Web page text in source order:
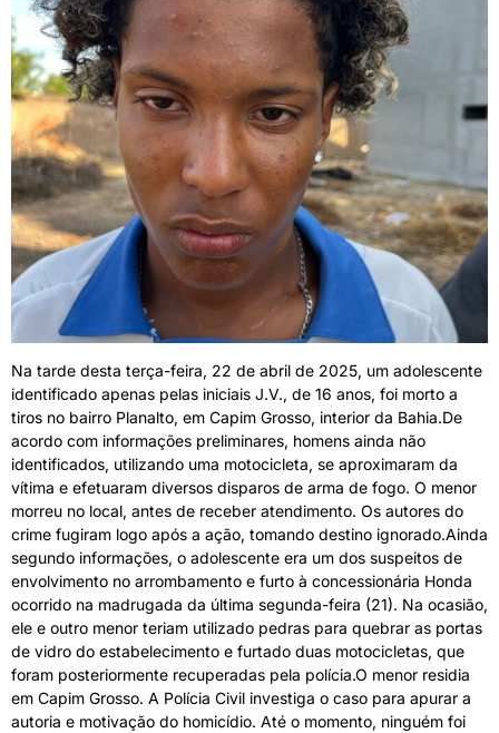
Na tarde desta terça-feira, 22 de abril de 2025, um adolescente
identificado apenas pelas iniciais J.V., de 16 anos, foi morto a
tiros no bairro Planalto, em Capim Grosso, interior da Bahia.De
acordo com informações preliminares, homens ainda não
identificados, utilizando uma motocicleta, se aproximaram da
vítima e efetuaram diversos disparos de arma de fogo. O menor
morreu no local, antes de receber atendimento. Os autores do
crime fugiram logo após a ação, tomando destino ignorado.Ainda
segundo informações, o adolescente era um dos suspeitos de
envolvimento no arrombamento e furto à concessionária Honda
ocorrido na madrugada da última segunda-feira (21). Na ocasião,
ele e outro menor teriam utilizado pedras para quebrar as portas
de vidro do estabelecimento e furtado duas motocicletas, que
foram posteriormente recuperadas pela polícia.O menor residia
em Capim Grosso. A Polícia Civil investiga o caso para apurar a
autoria e motivação do homicídio. Até o momento, ninguém foi